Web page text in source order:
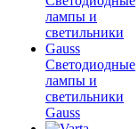
Светодиодные
лампы и
светильники
Gauss